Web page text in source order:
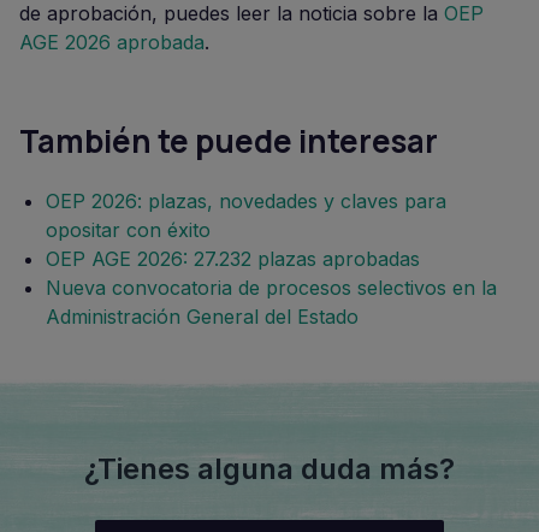
de aprobación, puedes leer la noticia sobre la OEP
AGE 2026 aprobada.
También te puede interesar
OEP 2026: plazas, novedades y claves para
opositar con éxito
OEP AGE 2026: 27.232 plazas aprobadas
Nueva convocatoria de procesos selectivos en la
Administración General del Estado
¿Tienes alguna duda más?